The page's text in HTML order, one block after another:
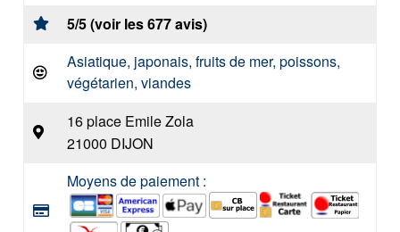
5/5 (voir les 677 avis)
Asiatique, japonais, fruits de mer, poissons,
végétarien, viandes
16 place Emile Zola
21000 DIJON
Moyens de paiement :